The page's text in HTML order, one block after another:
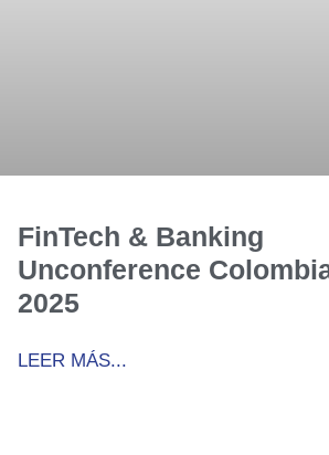
FinTech & Banking
Unconference
2025
LEER MÁS...